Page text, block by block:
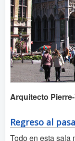
Arquitecto
Regreso al
Todo en esta sala